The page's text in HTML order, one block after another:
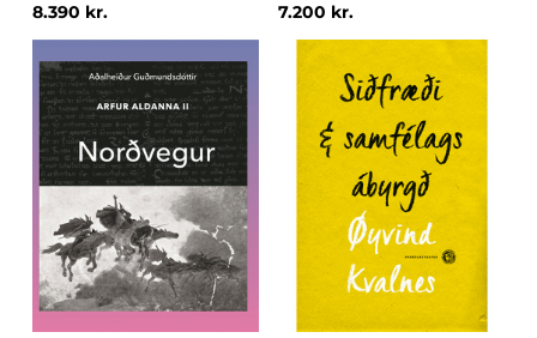
8.390 kr. 7.200 kr.